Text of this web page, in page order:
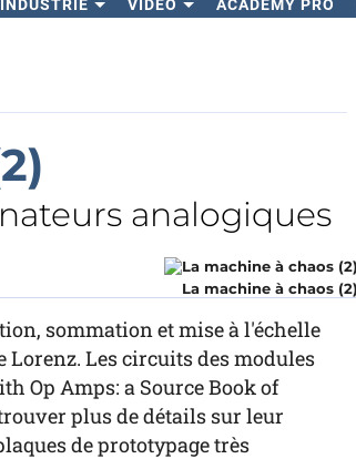
INDUSTRIE VIDÉO ACADEMY PRO
analogiques
La machine à chaos (2)
sommation et mise à l'échelle
Lorenz. Les circuits des modules
Op Amps: a Source Book of
plus de détails sur leur
de prototypage très